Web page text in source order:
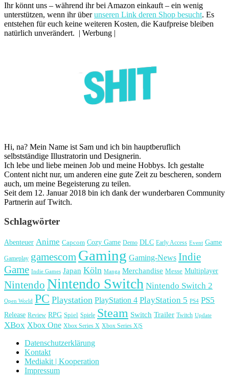
Ihr könnt uns – während ihr bei Amazon einkauft – ein wenig
unterstützen, wenn ihr überunseren Link deren Shop besucht. Es
entstehen für euch keine weiteren Kosten, die Kaufpreise bleiben
natürlich unverändert. | Werbung |
Hi, na? Mein Name ist Sam und ich bin hauptberuflich
selbstständige Illustratorin und Designerin.
Ich lebe und liebe meinen Job und meine Hobbys. Ich gestalte
Content nicht nur, um anderen eine gute Zeit zu bescheren, sondern
auch, um meine Begeisterung zu teilen.
Seit dem 12. Januar 2018 bin ich dank der wunderbaren Community
Partnerin auf Twitch.
Schlagwörter
Abenteuer Anime Capcom Cozy Game Demo DLC Early Access Event Game
Gameplay gamescom Gaming Gaming-News Indie
Game Indie Games Japan Köln Manga Merchandise Messe Multiplayer
Nintendo Nintendo Switch Nintendo Switch 2
Open World PC Playstation PlayStation 4 PlayStation 5 PS4 PS5
Release Review RPG Spiel Spiele Steam Switch Trailer Twitch Update
XBox Xbox One Xbox Series X Xbox Series X|S
Datenschutzerklärung
Kontakt
Mediakit | Kooperation
Impressum